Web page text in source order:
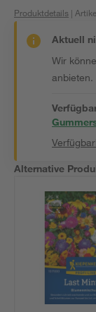
Produktdetails |
Aktuell
Wir
anbieten.
Alternative